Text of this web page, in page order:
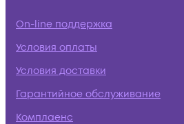
On-line поддержка
Условия оплаты
Условия доставки
Гарантийное обслуживание
Комплаенс